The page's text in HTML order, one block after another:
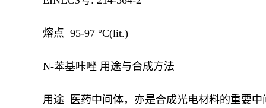
熔点 95-97 °C(lit.)
N-苯基咔唑 用途与合成方法
用途 医药中间体，亦是合成光电材料的重要